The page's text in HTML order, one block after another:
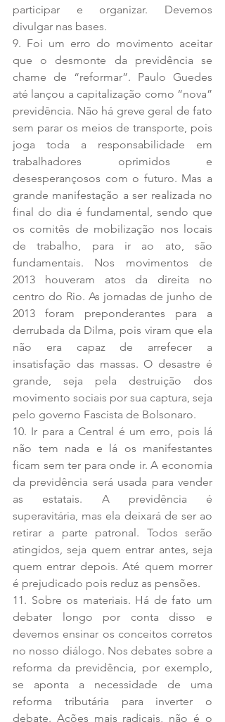
participar e organizar. Devemos
divulgar nas bases.
9. Foi um erro do movimento aceitar
que o desmonte da previdência se
chame de “reformar”. Paulo Guedes
até lançou a capitalização como “nova”
previdência. Não há greve geral de fato
sem parar os meios de transporte, pois
joga toda a responsabilidade em
trabalhadores oprimidos e
desesperançosos com o futuro. Mas a
grande manifestação a ser realizada no
final do dia é fundamental, sendo que
os comitês de mobilização nos locais
de trabalho, para ir ao ato, são
fundamentais. Nos movimentos de
2013 houveram atos da direita no
centro do Rio. As jornadas de junho de
2013 foram preponderantes para a
derrubada da Dilma, pois viram que ela
não era capaz de arrefecer a
insatisfação das massas. O desastre é
grande, seja pela destruição dos
movimento sociais por sua captura, seja
pelo governo Fascista de Bolsonaro.
10. Ir para a Central é um erro, pois lá
não tem nada e lá os manifestantes
ficam sem ter para onde ir. A economia
da previdência será usada para vender
as estatais. A previdência é
superavitária, mas ela deixará de ser ao
retirar a parte patronal. Todos serão
atingidos, seja quem entrar antes, seja
quem entrar depois. Até quem morrer
é prejudicado pois reduz as pensões.
11. Sobre os materiais. Há de fato um
debater longo por conta disso e
devemos ensinar os conceitos corretos
no nosso diálogo. Nos debates sobre a
reforma da previdência, por exemplo,
se aponta a necessidade de uma
reforma tributária para inverter o
debate. Ações mais radicais, não é o